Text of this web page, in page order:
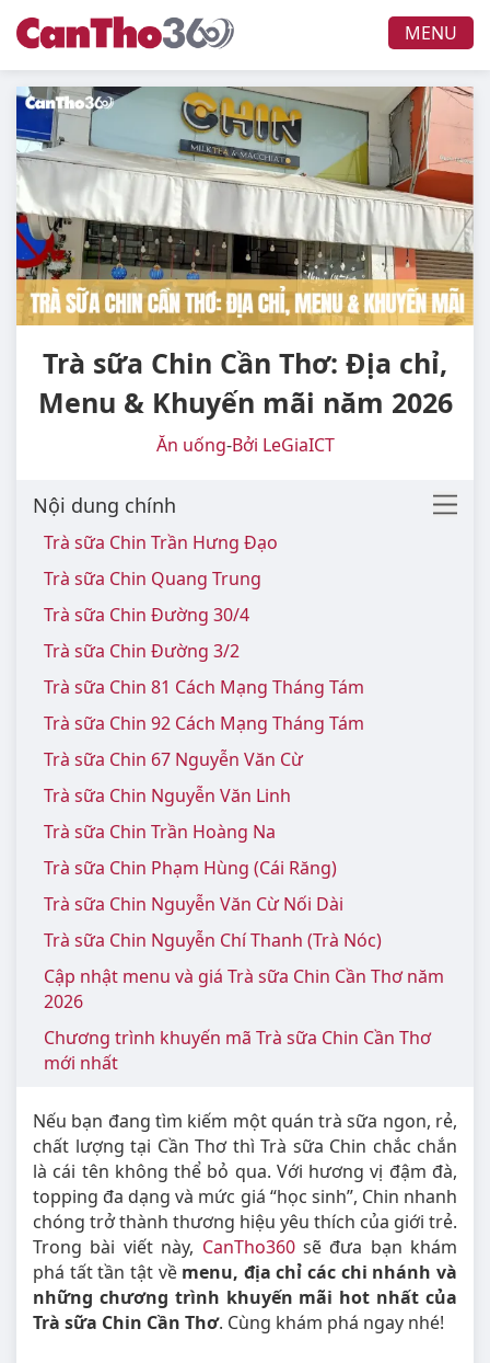
MENU
Trà sữa Chin Cần Thơ: Địa chỉ,
Menu & Khuyến mãi năm 2026
Ăn uống-Bởi LeGiaICT
Nội dung chính
Trà sữa Chin Trần Hưng Đạo
Trà sữa Chin Quang Trung
Trà sữa Chin Đường 30/4
Trà sữa Chin Đường 3/2
Trà sữa Chin 81 Cách Mạng Tháng Tám
Trà sữa Chin 92 Cách Mạng Tháng Tám
Trà sữa Chin 67 Nguyễn Văn Cừ
Trà sữa Chin Nguyễn Văn Linh
Trà sữa Chin Trần Hoàng Na
Trà sữa Chin Phạm Hùng (Cái Răng)
Trà sữa Chin Nguyễn Văn Cừ Nối Dài
Trà sữa Chin Nguyễn Chí Thanh (Trà Nóc)
Cập nhật menu và giá Trà sữa Chin Cần Thơ năm
2026
Chương trình khuyến mã Trà sữa Chin Cần Thơ
mới nhất
Nếu bạn đang tìm kiếm một quán trà sữa ngon, rẻ,
chất lượng tại Cần Thơ thì Trà sữa Chin chắc chắn
là cái tên không thể bỏ qua. Với hương vị đậm đà,
topping đa dạng và mức giá “học sinh”, Chin nhanh
chóng trở thành thương hiệu yêu thích của giới trẻ.
Trong bài viết này, CanTho360sẽ đưa bạn khám
phá tất tần tật về menu, địa chỉ các chi nhánh và
những chương trình khuyến mãi hot nhất của
Trà sữa Chin Cần Thơ. Cùng khám phá ngay nhé!